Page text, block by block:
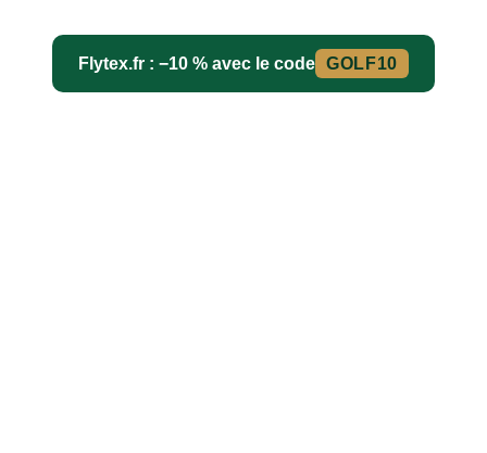
Flytex.fr : −10 % avec le code GOLF10